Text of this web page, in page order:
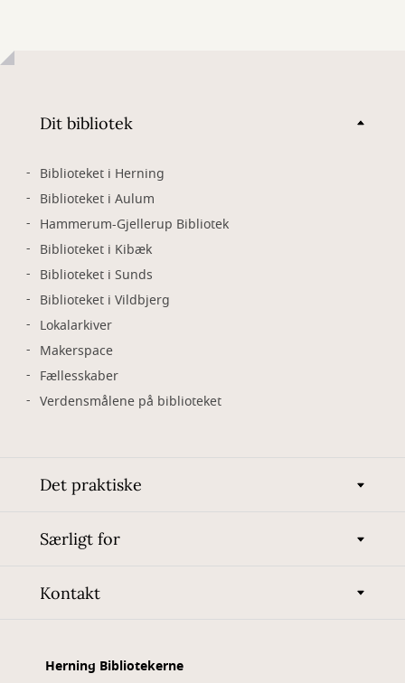
Dit bibliotek
Biblioteket i Herning
Biblioteket i Aulum
Hammerum-Gjellerup Bibliotek
Biblioteket i Kibæk
Biblioteket i Sunds
Biblioteket i Vildbjerg
Lokalarkiver
Makerspace
Fællesskaber
Verdensmålene på biblioteket
Det praktiske
Særligt for
Kontakt
Herning Bibliotekerne